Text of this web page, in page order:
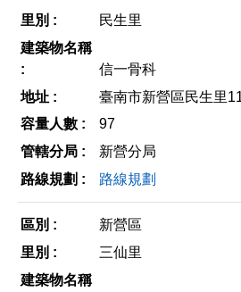
民生里
信一骨科
臺南市新營區民生里
97
新營分局
路線規劃
新營區
三仙里